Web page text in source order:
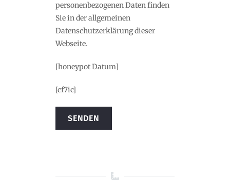
personenbezogenen Daten finden
Sie in der allgemeinen
Datenschutzerklärung dieser
Webseite.
[honeypot Datum]
[cf7ic]